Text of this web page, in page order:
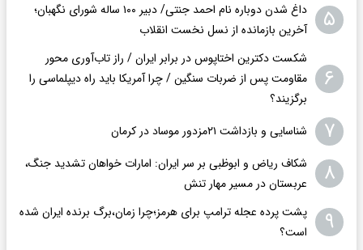
۵
داغ شدن دوباره نام احمد جنتی/ دبیر ۱۰۰ ساله شورای نگهبان؛
آخرین بازمانده از نسل نخست انقلاب
۶
شکست دکترین اختاپوس در برابر ایران / راز تاب‌آوری محور
مقاومت پس از ضربات سنگین / چرا آمریکا باید راه دیپلماسی را
برگزیند؟
۷ شناسایی و بازداشت ۲۱مزدور موساد در کرمان
۸
شکاف ریاض و ابوظبی بر سر ایران: امارات خواهان تشدید جنگ،
عربستان در مسیر مهار تنش
۹
پشت پرده عجله ترامپ برای هرمز؛چرا زمان،برگ برنده ایران شده
است؟